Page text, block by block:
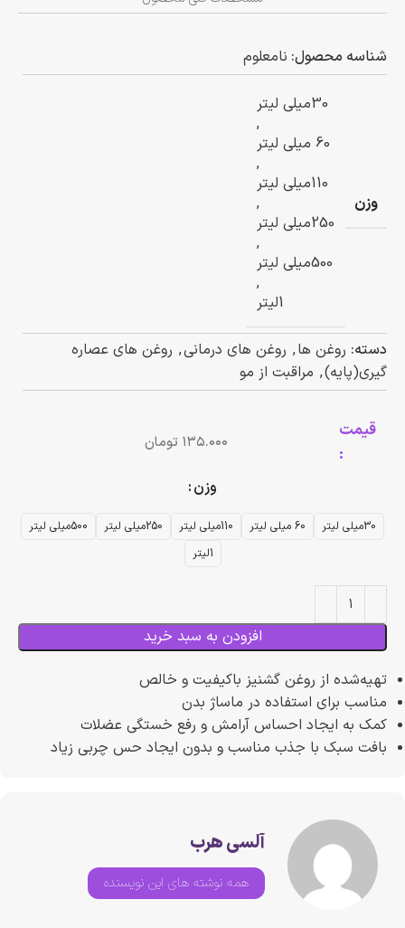
شناسه محصول: نامعلوم
وزن
30میلی لیتر
,
60 میلی لیتر
,
110میلی لیتر
,
250میلی لیتر
,
500میلی لیتر
,
1لیتر
دسته: روغن ها, روغن های درمانی, روغن های عصاره
گیری(پایه), مراقبت از مو
قیمت
:
تومان
وزن
30میلی لیتر 60 میلی لیتر 110میلی لیتر 250میلی لیتر
500میلی لیتر
1لیتر
افزودن به سبد خرید
تهیه‌شده از روغن گشنیز باکیفیت و خالص
مناسب برای استفاده در ماساژ بدن
کمک به ایجاد احساس آرامش و رفع خستگی عضلات
بافت سبک با جذب مناسب و بدون ایجاد حس چربی زیاد
آلسی هرب
همه نوشته های این نویسنده